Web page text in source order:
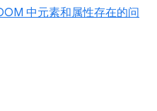
中元素和属性存在的问